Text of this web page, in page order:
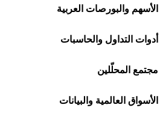
افاتريد AvaTrade
اكسنس Exness
منصة بينانس
شركات تداول في السعودية
شركات تداول في الإمارات
شركات تداول في الكويت
شركات تداول في قطر
الأسهم والبورصات العربية
🌍 كل البورصات العربية
🇸🇦 السوق السعودية
🇦🇪 أسواق الإمارات
أدوات التداول والحاسبات
🕌 حاسبة الزكاة
💱 محول العملات
مجتمع المحلّلين
🧱 حائط المجتمع
الأسواق العالمية والبيانات